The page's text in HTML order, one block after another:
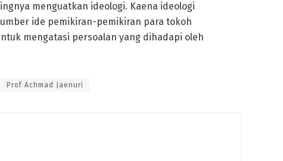
menguatkan ideologi. Kaena ideologi
ide pemikiran-pemikiran para tokoh
mengatasi persoalan yang dihadapi oleh
Prof Achmad Jaenuri